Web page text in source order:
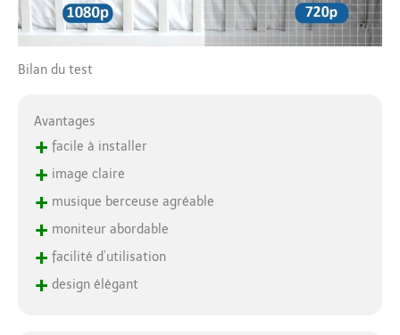
de 365,8 m.
Bilan du test
Avantages
+ facile à installer
+ image claire
+ musique berceuse agréable
+ moniteur abordable
+ facilité d’utilisation
+ design élégant